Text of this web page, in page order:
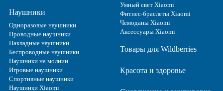
Наушники
Одноразовые наушники
Проводные наушники
Накладные наушники
Беспроводные наушники
Наушники на молнии
Игровые наушники
Спортивные наушники
Наушники Xiaomi
Умный свет Xiaomi
Фитнес-браслеты Xiaomi
Чемоданы Xiaomi
Аксессуары Xiaomi
Товары для Wildberries
Красота и здоровье